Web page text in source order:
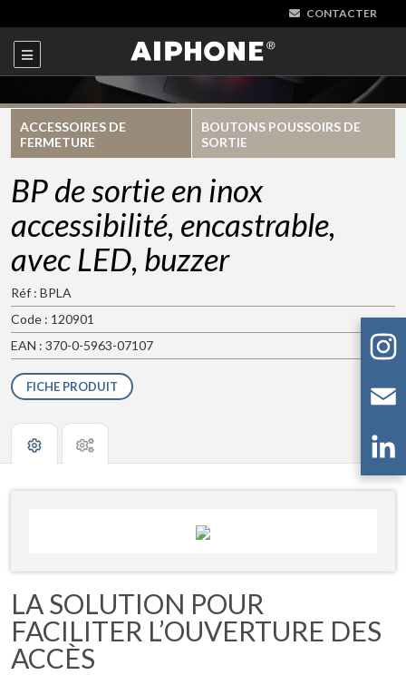
CONTACTER
ACCESSOIRES DE
FERMETURE
BOUTONS POUSSOIRS DE
SORTIE
BP de sortie en inox
accessibilité, encastrable,
avec LED, buzzer
Réf : BPLA
Code : 120901
EAN : 370-0-5963-07107
FICHE PRODUIT
LA SOLUTION POUR
FACILITER L’OUVERTURE DES
ACCÈS